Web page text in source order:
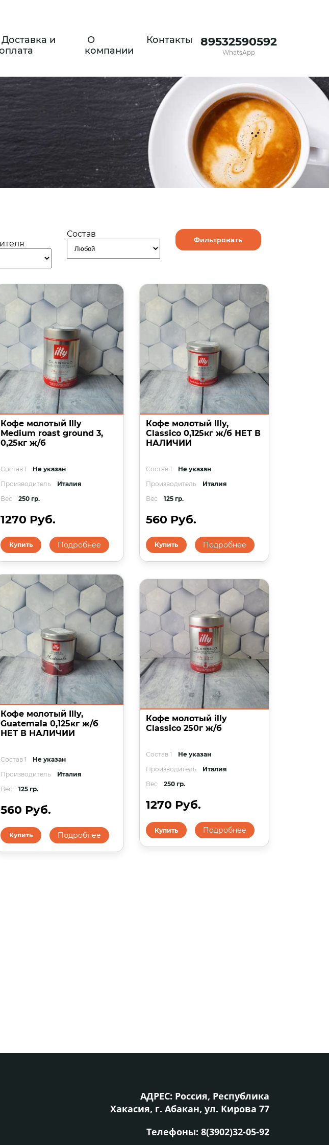
Доставка и
О
компании
Контакты 89532590592
WhatsApp
Состав
Фильтровать
Кофе молотый Illy
Medium roast ground 3,
0,25кг ж/б
Состав 1
Не указан
Производитель
Италия
Вес
250 гр.
1270 Руб.
Купить Подробнее
Кофе молотый Illy,
Classico 0,125кг ж/б НЕТ В
НАЛИЧИИ
Состав 1
Не указан
Производитель
Италия
Вес
125 гр.
560 Руб.
Купить Подробнее
Кофе молотый Illy,
Guatemala 0,125кг ж/б
НЕТ В НАЛИЧИИ
Состав 1
Не указан
Производитель
Италия
Вес
125 гр.
560 Руб.
Купить Подробнее
Кофе молотый illy
Classico 250г ж/б
Состав 1
Не указан
Производитель
Италия
Вес
250 гр.
1270 Руб.
Купить Подробнее
АДРЕС: Россия, Республика
Хакасия, г. Абакан, ул. Кирова 77
Телефоны: 8(3902)32-05-92